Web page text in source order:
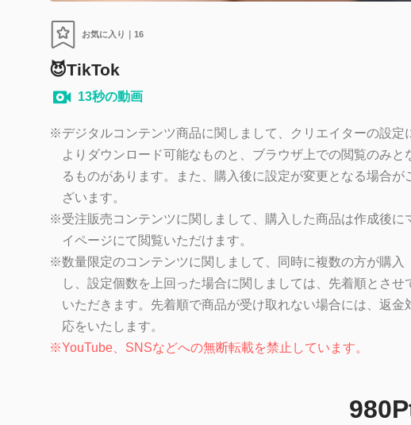
お気に入り｜ 16
😈TikTok
13秒の動画
※デジタルコンテンツ商品に関しまして、クリエイターの設定
よりダウンロード可能なものと、ブラウザ上での閲覧のみと
るものがあります。また、購入後に設定が変更となる場合が
ざいます。
※受注販売コンテンツに関しまして、購入した商品は作成後に
イページにて閲覧いただけます。
※数量限定のコンテンツに関しまして、同時に複数の方が購入
し、設定個数を上回った場合に関しましては、先着順とさせ
いただきます。先着順で商品が受け取れない場合には、返金
応をいたします。
※YouTube、SNSなどへの無断転載を禁止しています。